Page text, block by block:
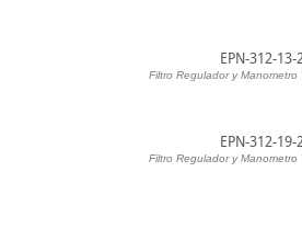
EPN-312-13-
Filtro Regulador y Manometro
EPN-312-19-
Filtro Regulador y Manometro